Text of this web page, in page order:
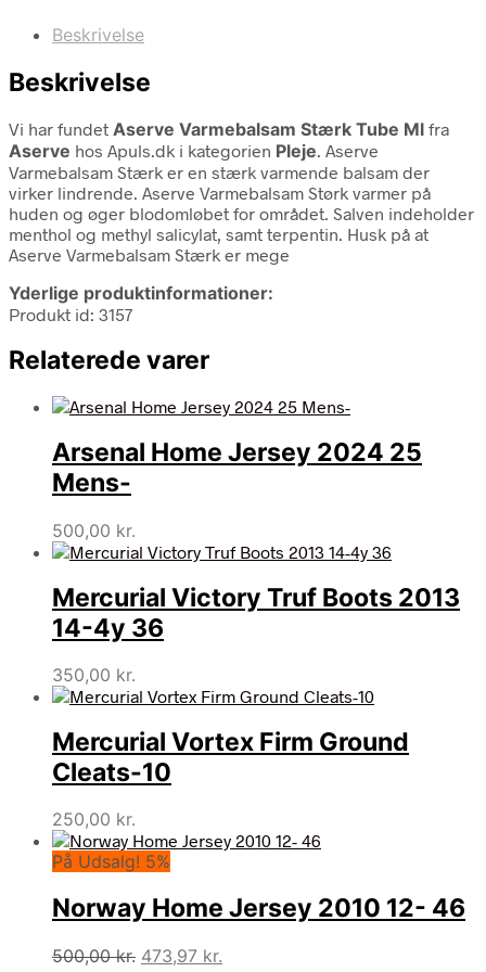
Beskrivelse
Beskrivelse
Vi har fundet Aserve Varmebalsam Stærk Tube Ml fra
Aserve hos Apuls.dk i kategorien Pleje. Aserve
Varmebalsam Stærk er en stærk varmende balsam der
virker lindrende. Aserve Varmebalsam Størk varmer på
huden og øger blodomløbet for området. Salven indeholder
menthol og methyl salicylat, samt terpentin. Husk på at
Aserve Varmebalsam Stærk er mege
Yderlige produktinformationer:
Produkt id: 3157
Relaterede varer
Arsenal Home Jersey 2024 25
Mens-
500,00 kr.
Mercurial Victory Truf Boots 2013
14-4y 36
350,00 kr.
Mercurial Vortex Firm Ground
Cleats-10
250,00 kr.
På Udsalg! 5%
Norway Home Jersey 2010 12- 46
500,00kr. Den
473,97 kr.